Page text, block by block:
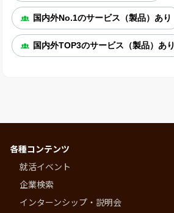
国内外No.1のサービス（製品）あり
国内外TOP3のサービス（製品）あり
各種コンテンツ
就活イベント
企業検索
インターンシップ・説明会